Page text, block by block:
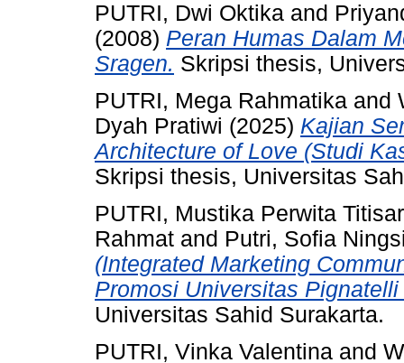
PUTRI, Dwi Oktika and
(2008) Peran Humas Dalam
Sragen. Skripsi thesis,
PUTRI, Mega Rahmatika and
Dyah Pratiwi (2025) Kajian
Architecture of Love (Studi
Skripsi thesis, Universitas
PUTRI, Mustika Perwita
Rahmat and Putri, Sofia
(Integrated Marketing
Promosi Universitas
Universitas Sahid Surakarta.
PUTRI, Vinka Valentina and